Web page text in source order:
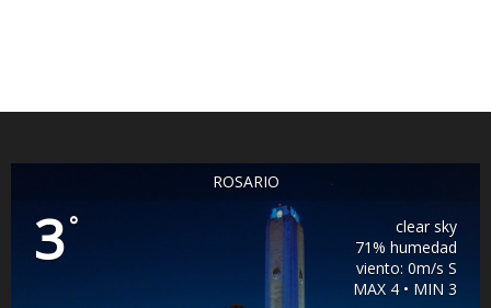
ROSARIO
3°
clear sky
71% humedad
viento: 0m/s S
MAX 4 • MIN 3